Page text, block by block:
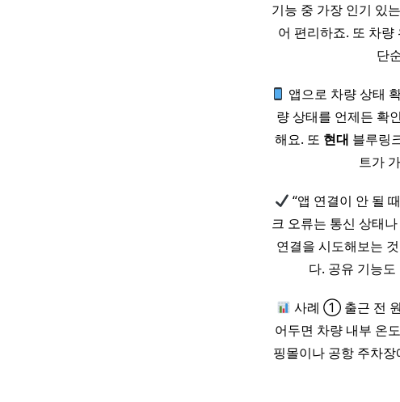
기능 중 가장 인기 있
어 편리하죠. 또 차
단
앱으로 차량 상태
량 상태를 언제든 확
해요. 또 현대 블루링
트가
“앱 연결이 안 될
크 오류는 통신 상태
연결을 시도해보는
다. 공유 기능
사례 ① 출근 전
어두면 차량 내부 온
핑몰이나 공항 주차